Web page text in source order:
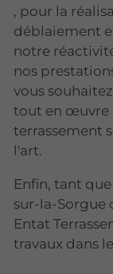
, pour la
déblaiement
notre
nos
vous
tout en œuvre
terrassement
l'art.
Enfin, tant
sur-la-Sorgue
Entat
travaux dans